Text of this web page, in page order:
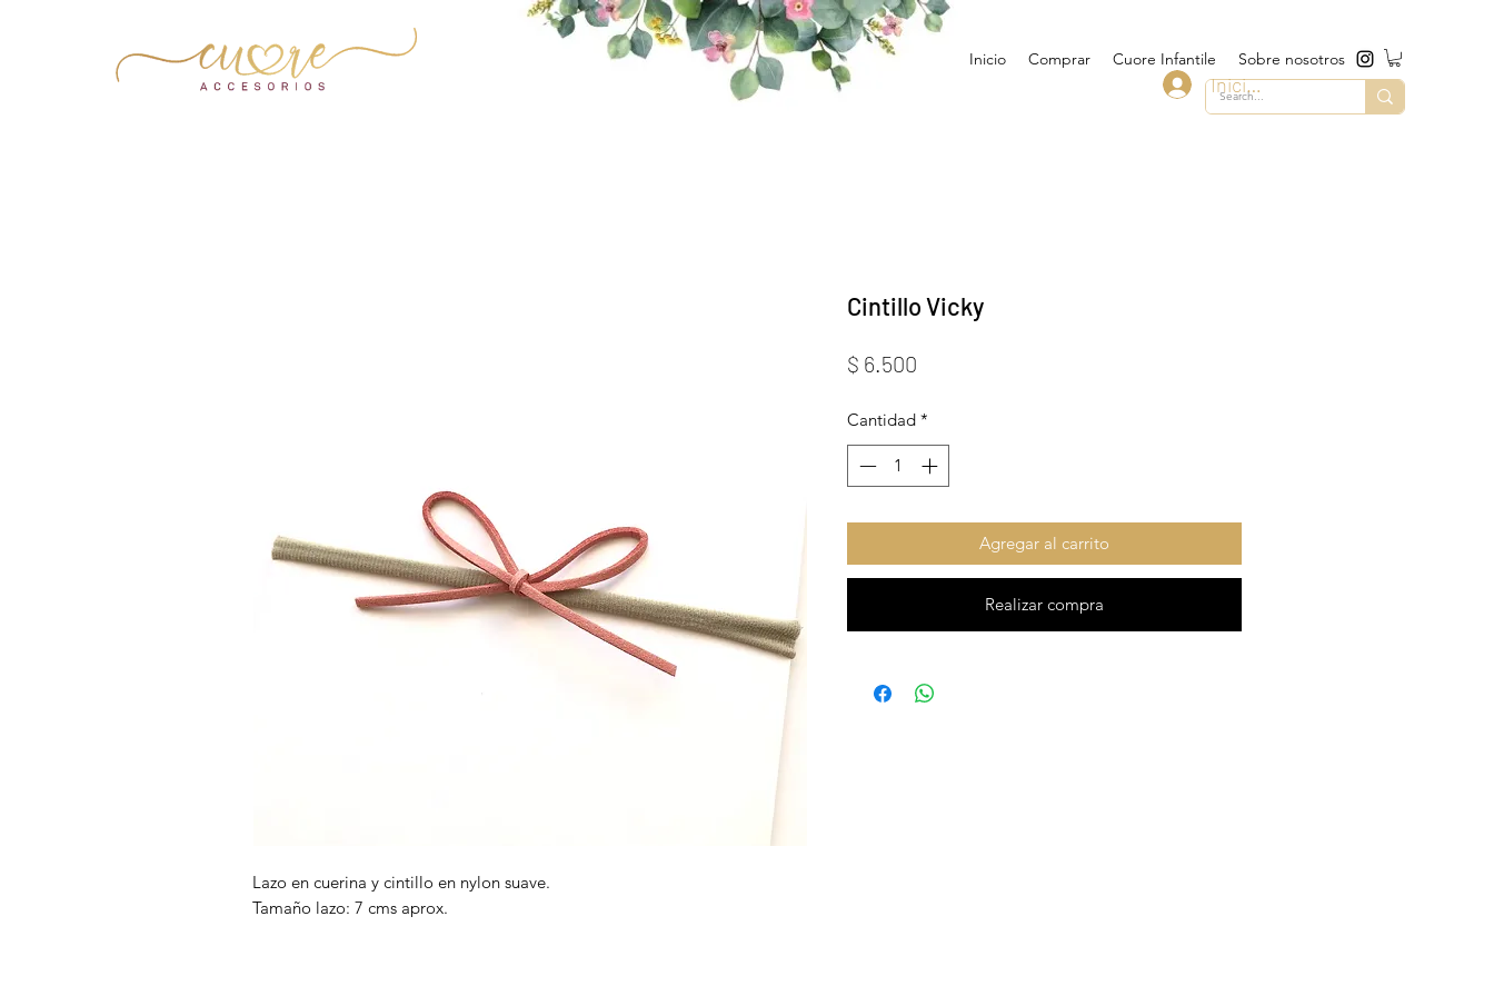
Inicio Comprar Cuore Infantile Sobre nosotros
Iniciar sesión
Lazo en cuerina y cintillo en nylon suave.
Tamaño lazo: 7 cms aprox.
Cintillo Vicky
$ 6.500
Cantidad *
Agregar al carrito
Realizar compra